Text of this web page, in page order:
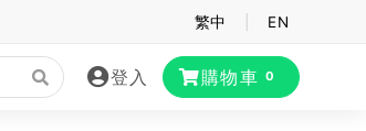
繁中 EN
登入 購物車 0